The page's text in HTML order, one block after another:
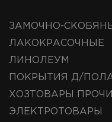
ЗАМОЧНО-
ЛАКОКРАСОЧНЫЕ
ЛИНОЛЕУМ
ПОКРЫТИЯ Д/
ХОЗТОВАРЫ
ЭЛЕКТРОТОВАРЫ